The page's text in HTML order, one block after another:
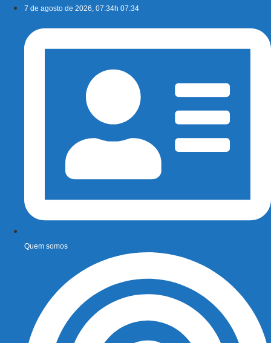
conteúdo
7 de agosto de 2026, 07:34h 07:34
Quem somos